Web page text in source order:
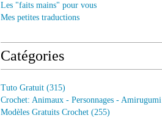
Les "faits mains" pour vous
Mes petites traductions
Catégories
Tuto Gratuit (315)
Crochet: Animaux - Personnages - Amirugumi
Modèles Gratuits Crochet (255)